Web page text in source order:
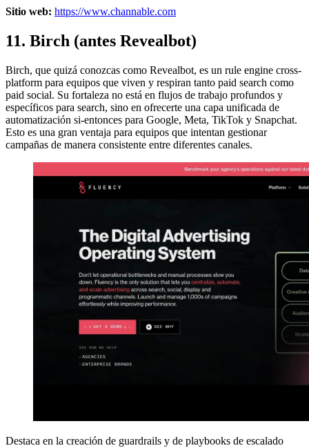
Sitio web: https://www.channable.com
11. Birch (antes Revealbot)
Birch, que quizá conozcas como Revealbot, es un rule engine cross-
platform para equipos que viven y respiran tanto paid search como
paid social. Su fortaleza no está en flujos de trabajo profundos y
específicos para search, sino en ofrecerte una capa unificada de
automatización si-entonces para Google, Meta, TikTok y Snapchat.
Esto es una gran ventaja para equipos que intentan gestionar
campañas de manera consistente entre diferentes canales.
Destaca en la creación de guardrails y de playbooks de escalado